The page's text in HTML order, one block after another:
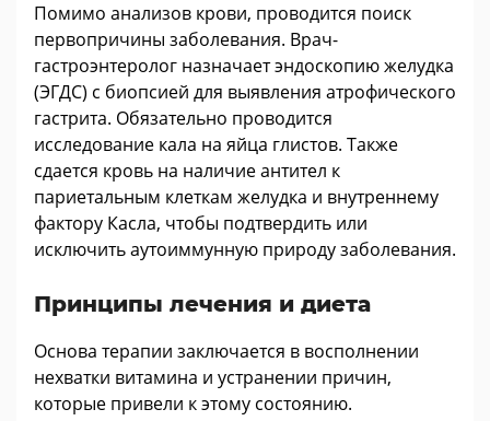
Помимо анализов крови, проводится поиск
первопричины заболевания. Врач-
гастроэнтеролог назначает эндоскопию желудка
(ЭГДС) с биопсией для выявления атрофического
гастрита. Обязательно проводится
исследование кала на яйца глистов. Также
сдается кровь на наличие антител к
париетальным клеткам желудка и внутреннему
фактору Касла, чтобы подтвердить или
исключить аутоиммунную природу заболевания.
Принципы лечения и диета
Основа терапии заключается в восполнении
нехватки витамина и устранении причин,
которые привели к этому состоянию.